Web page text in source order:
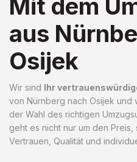
Mit dem
aus
Osijek
Wir sind Ihr
von Nürnberg nach Osijek und
der Wahl des richtigen
geht es nicht nur um den Preis,
Vertrauen, Qualität und